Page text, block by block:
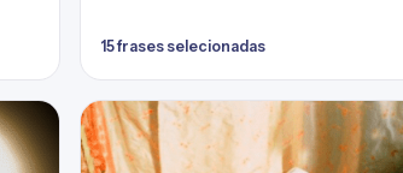
15 frases selecionadas